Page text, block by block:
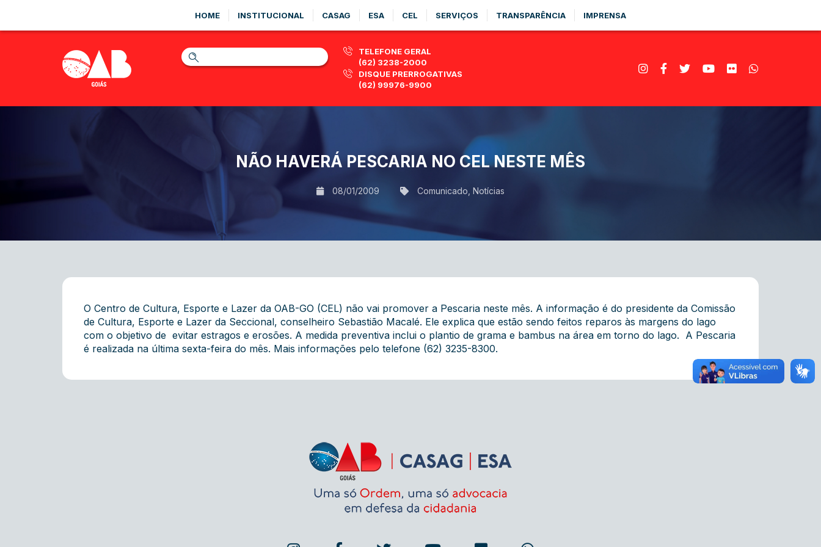
HOME INSTITUCIONAL CASAG ESA CEL SERVIÇOS TRANSPARÊNCIA IMPRENSA
TELEFONE GERAL
(62) 3238-2000
DISQUE PRERROGATIVAS
(62) 99976-9900
NÃO HAVERÁ PESCARIA NO CEL NESTE MÊS
08/01/2009 Comunicado Notícias
O Centro de Cultura, Esporte e Lazer da OAB-GO (CEL) não vai promover a Pescaria neste mês. A informação é do presidente da Comissão
de Cultura, Esporte e Lazer da Seccional, conselheiro Sebastião Macalé. Ele explica que estão sendo feitos reparos às margens do lago
com o objetivo de evitar estragos e erosões. A medida preventiva inclui o plantio de grama e bambus na área em torno do lago. A Pescaria
é realizada na última sexta-feira do mês. Mais informações pelo telefone (62) 3235-8300.